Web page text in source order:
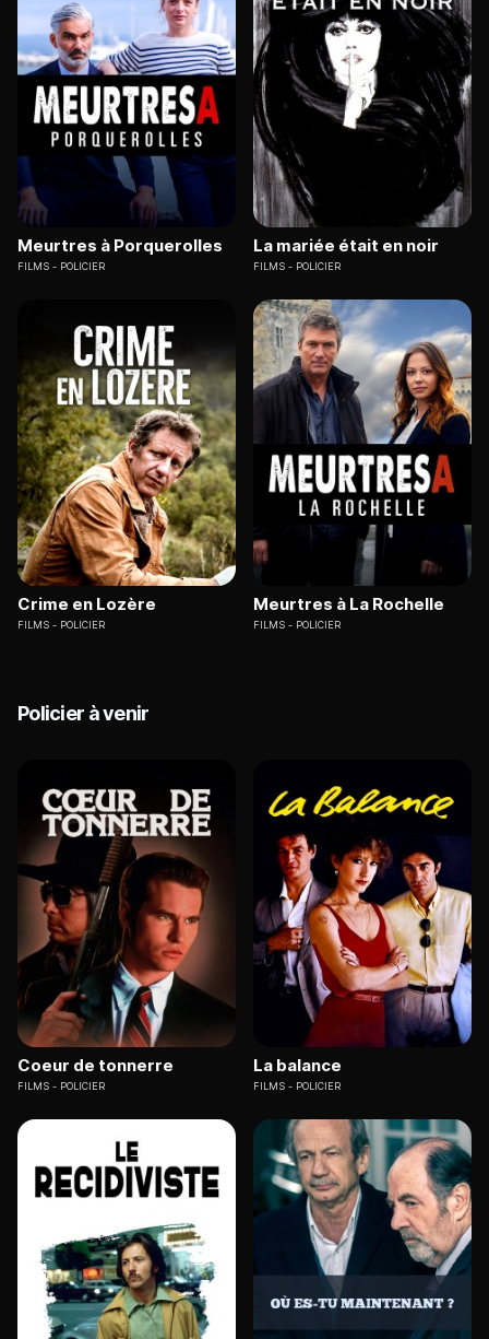
Meurtres à Porquerolles
FILMS POLICIER
La mariée était en noir
FILMS POLICIER
Crime en Lozère
FILMS POLICIER
Meurtres à La Rochelle
FILMS POLICIER
Policier à venir
Coeur de tonnerre
FILMS POLICIER
La balance
FILMS POLICIER